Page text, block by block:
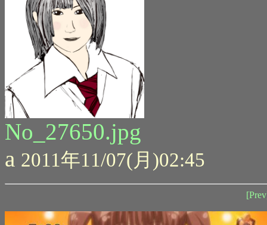
No_27650.jpg
a 2011年11/07(月)02:45